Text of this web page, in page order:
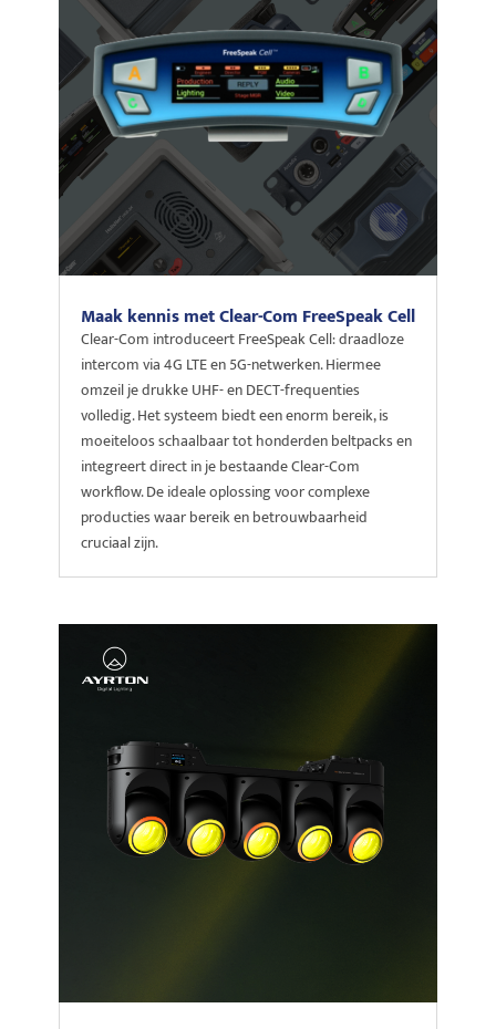
Maak kennis met Clear-Com FreeSpeak Cell
Clear-Com introduceert FreeSpeak Cell: draadloze
intercom via 4G LTE en 5G-netwerken. Hiermee
omzeil je drukke UHF- en DECT-frequenties
volledig. Het systeem biedt een enorm bereik, is
moeiteloos schaalbaar tot honderden beltpacks en
integreert direct in je bestaande Clear-Com
workflow. De ideale oplossing voor complexe
producties waar bereik en betrouwbaarheid
cruciaal zijn.